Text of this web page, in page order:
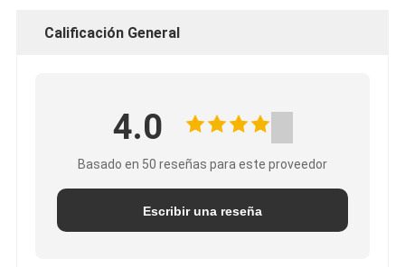
Calificación General
4.0
Basado en 50 reseñas para este proveedor
Escribir una reseña